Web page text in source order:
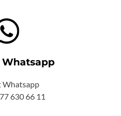
Whatsapp
630 66 11